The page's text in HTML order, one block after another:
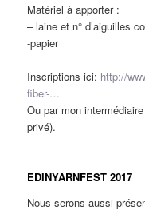
Matériel à apporter :
– laine et n° d’aiguilles
-papier
Inscriptions ici: http://
fiber-…
Ou par mon
privé).
EDINYARNFEST 2017
Nous serons aussi